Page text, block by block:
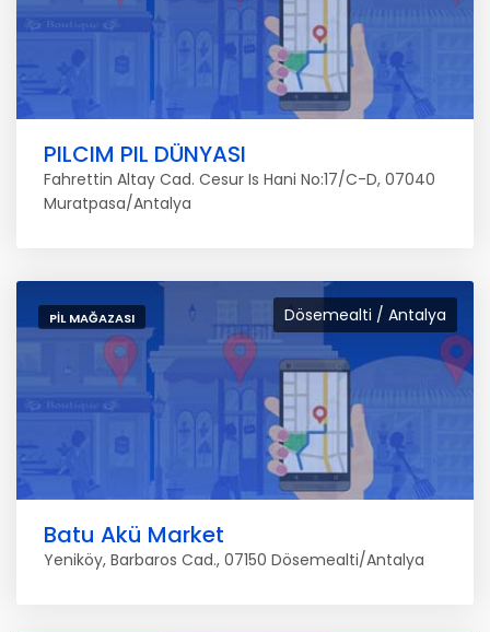
PILCIM PIL DÜNYASI
Fahrettin Altay Cad. Cesur Is Hani No:17/C-D, 07040
Muratpasa/Antalya
Dösemealti / Antalya
PIL MAĞAZASI
Batu Akü Market
Yeniköy, Barbaros Cad., 07150 Dösemealti/Antalya